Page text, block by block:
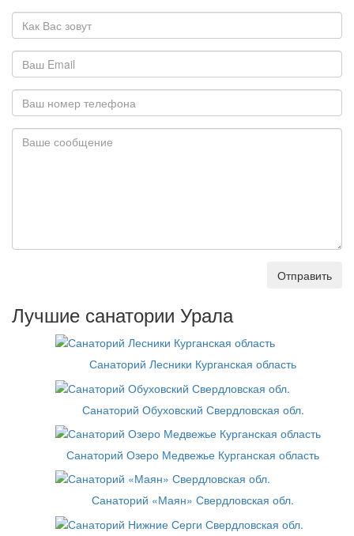
Отправить
Лучшие санатории Урала
Санаторий Лесники Курганская область
Санаторий Обуховский Свердловская обл.
Санаторий Озеро Медвежье Курганская область
Санаторий «Маян» Свердловская обл.